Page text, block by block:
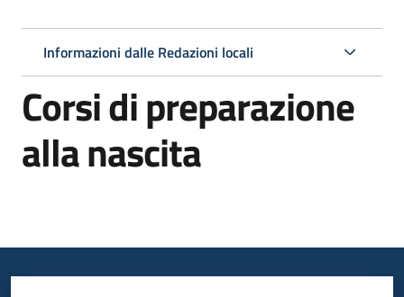
Argomenti
Servizi
Centri
Informazioni dalle Redazioni locali
Corsi di preparazione
alla nascita